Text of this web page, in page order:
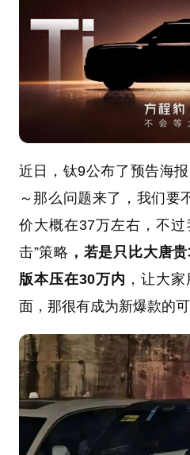
近日，钛9公布了预告海
～那么问题来了，我们要
价大概在37万左右，不
击”策略 ，若是只比大唐
版本压在30万内 ，让大
面，那很有成为新爆款的可